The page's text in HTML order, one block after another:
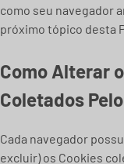
como seu navegador
próximo tópico desta
Como Alterar
Coletados
Cada navegador
excluir) os Cookies